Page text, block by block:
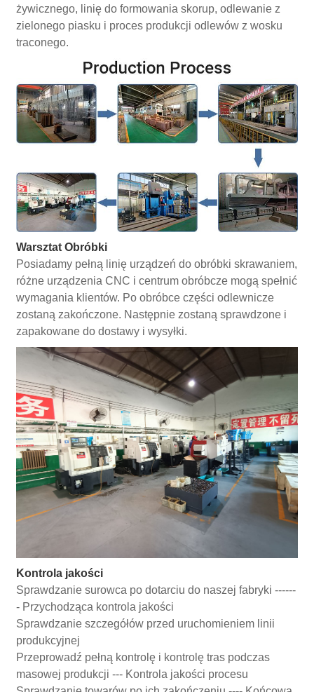
żywicznego, linię do formowania skorup, odlewanie z
zielonego piasku i proces produkcji odlewów z wosku
traconego.
Warsztat Obróbki
Posiadamy pełną linię urządzeń do obróbki skrawaniem,
różne urządzenia CNC i centrum obróbcze mogą spełnić
wymagania klientów. Po obróbce części odlewnicze
zostaną zakończone. Następnie zostaną sprawdzone i
zapakowane do dostawy i wysyłki.
Kontrola jakości
Sprawdzanie surowca po dotarciu do naszej fabryki ------
- Przychodząca kontrola jakości
Sprawdzanie szczegółów przed uruchomieniem linii
produkcyjnej
Przeprowadź pełną kontrolę i kontrolę tras podczas
masowej produkcji --- Kontrola jakości procesu